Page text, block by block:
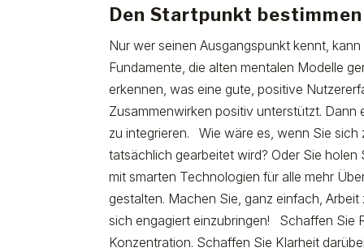
Den Startpunkt bestimmen
Nur wer seinen Ausgangspunkt kennt,
Fundamente, die alten mentalen Modelle
erkennen, was eine gute, positive
Zusammenwirken positiv unterstützt. Dann
zu integrieren. Wie wäre es, wenn Sie
tatsächlich gearbeitet wird? Oder Sie
mit smarten Technologien für alle mehr
gestalten. Machen Sie, ganz einfach,
sich engagiert einzubringen! Schaffen Sie
Konzentration. Schaffen Sie Klarheit